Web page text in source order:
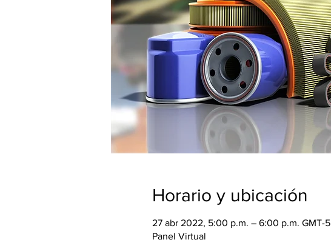
Horario y ubicación
27 abr 2022, 5:00 p.m. – 6:00 p.m. GMT-5
Panel Virtual